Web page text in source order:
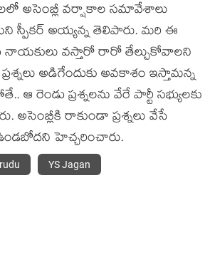
అసెంబ్లీ వ‌ర్షాకాల స‌మావేశాలు
స్పీక‌ర్ అయ్య‌న్న తెలిపారు. మ‌రి ఈ
వ‌స్తారో రారో తేల్చుకోవాల‌ని
అడిగేందుకు అవ‌కాశం ఇస్తామ‌న్న
రెండు ప్ర‌శ్న‌ల‌ను వేరే పార్టీ స‌భ్యుల‌కు
రాకుండా ప్రశ్నలు వేసే
హెచ్చ‌రించారు.
YS Jagan